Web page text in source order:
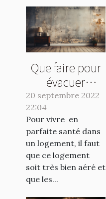
Que faire pour
évacuer
l'humidité de sa
maison ?
20 septembre 2022
22:04
Pour vivre en
parfaite santé dans
un logement, il faut
que ce logement
soit très bien aéré et
que les...